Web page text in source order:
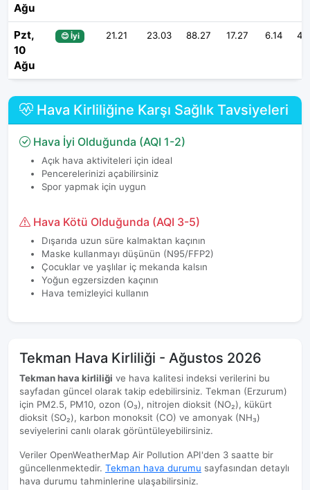
Ağu
Pzt,
10
Ağu
😊 İyi 21.21 23.03 88.27 17.27 6.14
Hava Kirliliğine Karşı Sağlık Tavsiyeleri
Hava İyi Olduğunda (AQI 1-2)
Açık hava aktiviteleri için ideal
Pencerelerinizi açabilirsiniz
Spor yapmak için uygun
Hava Kötü Olduğunda (AQI 3-5)
Dışarıda uzun süre kalmaktan kaçının
Maske kullanmayı düşünün (N95/FFP2)
Çocuklar ve yaşlılar iç mekanda kalsın
Yoğun egzersizden kaçının
Hava temizleyici kullanın
Tekman Hava Kirliliği - Ağustos 2026
Tekman hava kirliliği ve hava kalitesi indeksi verilerini bu
sayfadan güncel olarak takip edebilirsiniz. Tekman (Erzurum)
için PM2.5, PM10, ozon (O₃), nitrojen dioksit (NO₂), kükürt
dioksit (SO₂), karbon monoksit (CO) ve amonyak (NH₃)
seviyelerini canlı olarak görüntüleyebilirsiniz.
Veriler OpenWeatherMap Air Pollution API'den 3 saatte bir
güncellenmektedir. Tekman hava durumu sayfasından detaylı
hava durumu tahminlerine ulaşabilirsiniz.